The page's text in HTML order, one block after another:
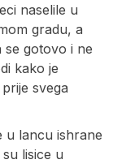
naselile u
gradu, a
se gotovo i ne
kako je
svega
u lancu ishrane
lisice u